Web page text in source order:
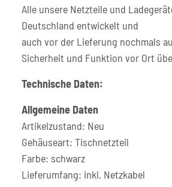
Alle unsere Netzteile und
Deutschland entwickelt und
auch vor der Lieferung nochmals
Sicherheit und Funktion vor Ort
Technische Daten:
Allgemeine Daten
Artikelzustand: Neu
Gehäuseart: Tischnetzteil
Farbe: schwarz
Lieferumfang: inkl. Netzkabel